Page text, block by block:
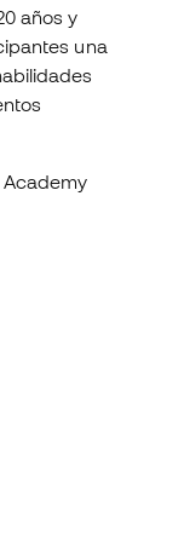
años y
una